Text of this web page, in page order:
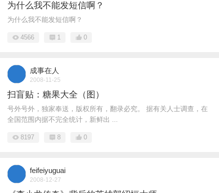
为什么我不能发短信啊？
为什么我不能发短信啊？
4566 1 0
成事在人
2008-11-25
扫盲贴：糖果大全（图）
号外号外，独家奉送，版权所有，翻录必究。 据有关人士调查，在
全国范围内据不完全统计，新鲜出 ...
8197 8 0
feifeiyuguai
2008-12-27